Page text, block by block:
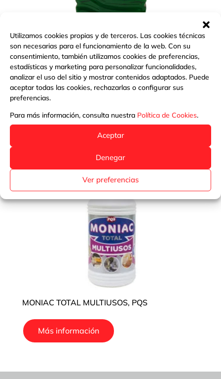
Utilizamos cookies propias y de terceros. Las cookies técnicas
son necesarias para el funcionamiento de la web. Con su
consentimiento, también utilizamos cookies de preferencias,
estadísticas y marketing para personalizar funcionalidades,
analizar el uso del sitio y mostrar contenidos adaptados. Puede
aceptar todas las cookies, rechazarlas o configurar sus
preferencias.
Para más información, consulta nuestra Política de Cookies.
Aceptar
Denegar
Ver preferencias
LAVAVAJILLAS CONCENTRADO, PQS
Más información
MONIAC TOTAL MULTIUSOS, PQS
Más información